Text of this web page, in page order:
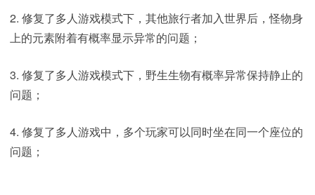
2. 修复了多人游戏模式下，其他旅行者加入世界后，怪物身
上的元素附着有概率显示异常的问题；
3. 修复了多人游戏模式下，野生生物有概率异常保持静止的
问题；
4. 修复了多人游戏中，多个玩家可以同时坐在同一个座位的
问题；